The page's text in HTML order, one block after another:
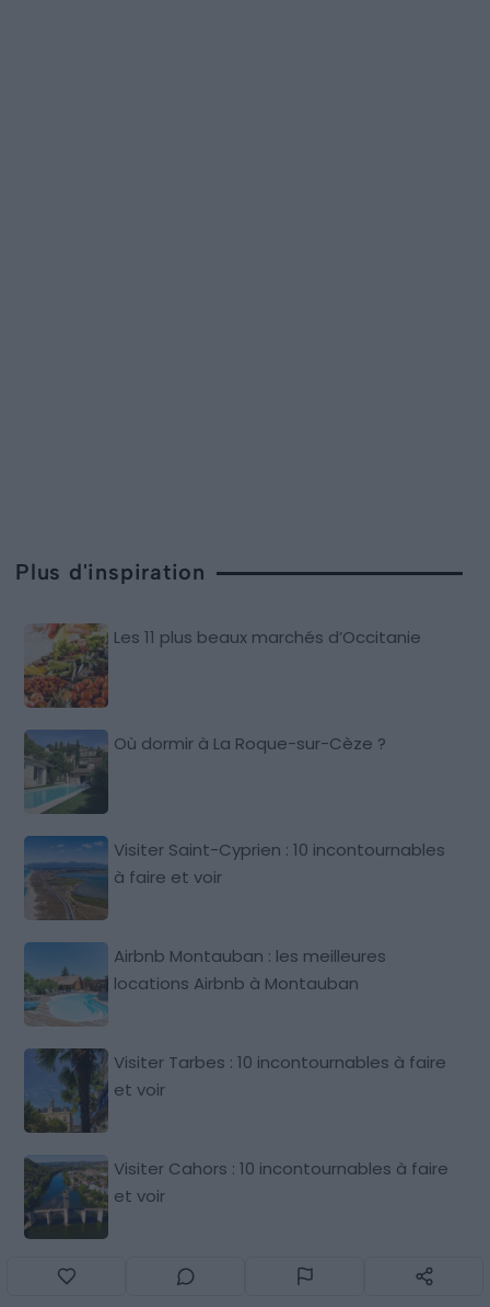
Plus d'inspiration
Les 11 plus beaux marchés d’Occitanie
Où dormir à La Roque-sur-Cèze ?
Visiter Saint-Cyprien : 10 incontournables
à faire et voir
Airbnb Montauban : les meilleures
locations Airbnb à Montauban
Visiter Tarbes : 10 incontournables à faire
et voir
Visiter Cahors : 10 incontournables à faire
et voir
Visiter Argelès-sur-Mer : 10